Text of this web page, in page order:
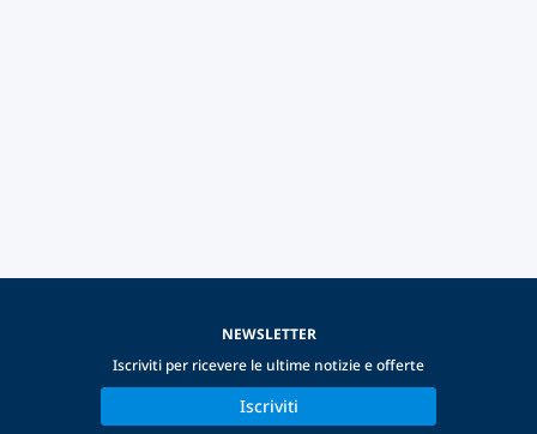
NEWSLETTER
Iscriviti per ricevere le ultime notizie e offerte
Iscriviti